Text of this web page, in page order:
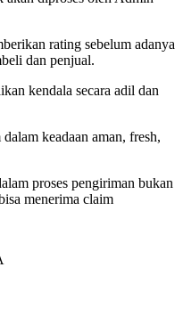
rating sebelum adanya
dan penjual.
kendala secara adil dan
keadaan aman, fresh,
proses pengiriman bukan
menerima claim